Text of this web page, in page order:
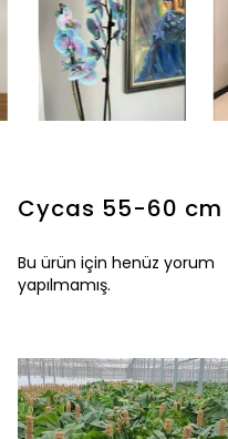
Cycas 55-60 cm
Bu ürün için henüz yorum
yapılmamış.